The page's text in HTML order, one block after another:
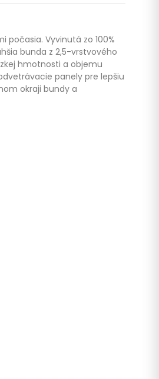
Vyvinutá zo 100%
bunda z 2,5-vrstvového
hmotnosti a objemu
panely pre lepšiu
okraji bundy a